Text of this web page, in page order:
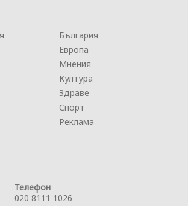
България
Европа
Мнения
Култура
Здраве
Спорт
Реклама
Телефон
020 8111 1026